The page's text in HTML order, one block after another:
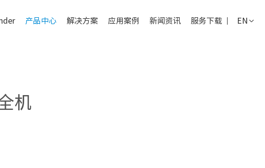
EN
产品中心 解决方案 应用案例 新闻资讯 服务下载
机